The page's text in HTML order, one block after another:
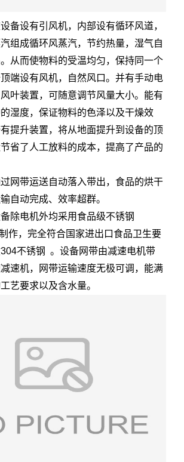
备设有引风机，内部设有循环风道，
组成循环风蒸汽，节约热量，湿气自
从而使物料的受温均匀，保持同一个
端设有风机，自然风口。并有手动电
叶装置，可随意调节风量大小。能有
湿度，保证物料的色泽以及干燥效
提升装置，将从地面提升到设备的顶
省了人工放料的成本，提高了产品的
网带运送自动落入带出，食品的烘干
自动完成、效率超群。
除电机外均采用食品级不锈钢
作，完全符合国家进出口食品卫生要
不锈钢 。设备网带由减速电机带
速机，网带运输速度无极可调，能满
艺要求以及含水量。